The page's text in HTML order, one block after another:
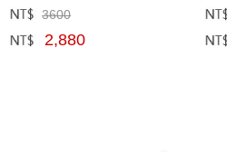
定價﹕3600
網購﹕ 2,880
定價
網購